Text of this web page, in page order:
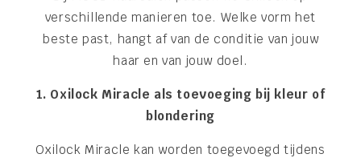
verschillende manieren toe. Welke vorm het
beste past, hangt af van de conditie van jouw
haar en van jouw doel.
1. Oxilock Miracle als toevoeging bij kleur of
blondering
Oxilock Miracle kan worden toegevoegd tijdens